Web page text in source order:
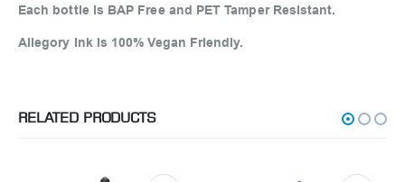
Each bottle is BAP Free and PET Tamper Resistant.
Allegory Ink is 100% Vegan Friendly.
RELATED PRODUCTS